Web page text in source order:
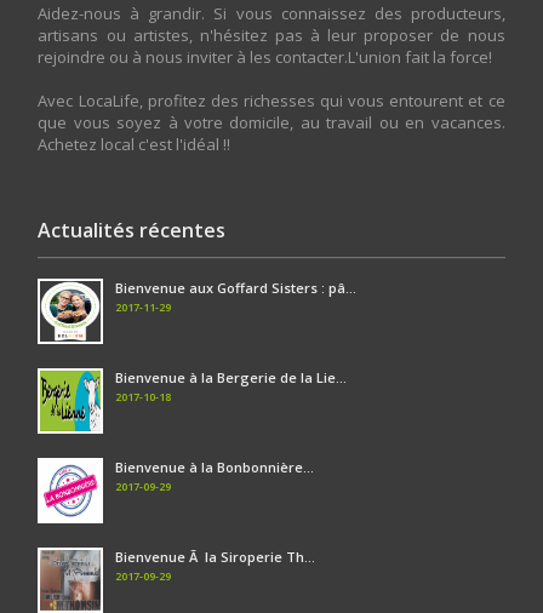
Aidez-nous à grandir. Si vous connaissez des producteurs,
artisans ou artistes, n'hésitez pas à leur proposer de nous
rejoindre ou à nous inviter à les contacter.L'union fait la force!
Avec LocaLife, profitez des richesses qui vous entourent et ce
que vous soyez à votre domicile, au travail ou en vacances.
Achetez local c'est l'idéal !!
Actualités récentes
Bienvenue aux Goffard Sisters : pâ...
2017-11-29
Bienvenue à la Bergerie de la Lie...
2017-10-18
Bienvenue à la Bonbonnière...
2017-09-29
Bienvenue Ã la Siroperie Th...
2017-09-29